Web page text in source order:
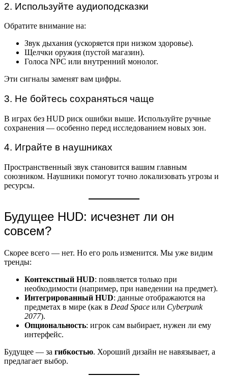
2. Используйте аудиоподсказки
Обратите внимание на:
Звук дыхания (ускоряется при низком здоровье).
Щелчки оружия (пустой магазин).
Голоса NPC или внутренний монолог.
Эти сигналы заменят вам цифры.
3. Не бойтесь сохраняться чаще
В играх без HUD риск ошибки выше. Используйте ручные
сохранения — особенно перед исследованием новых зон.
4. Играйте в наушниках
Пространственный звук становится вашим главным
союзником. Наушники помогут точно локализовать угрозы и
ресурсы.
Будущее HUD: исчезнет ли он
совсем?
Скорее всего — нет. Но его роль изменится. Мы уже видим
тренды:
Контекстный HUD: появляется только при
необходимости (например, при наведении на предмет).
Интегрированный HUD: данные отображаются на
предметах в мире (как в Dead Space или Cyberpunk
2077).
Опциональность: игрок сам выбирает, нужен ли ему
интерфейс.
Будущее — за гибкостью. Хороший дизайн не навязывает, а
предлагает выбор.